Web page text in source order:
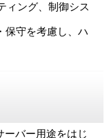
ィング、制御シス
保守を考慮し、ハ
ーバー用途をはじ